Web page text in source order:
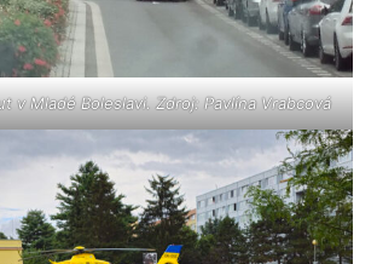
v Mladé Boleslavi. Zdroj: Pavlína Vrabcová